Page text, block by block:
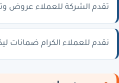
تقدم الشركة للعملاء عروض
نقدم للعملاء الكرام ضمانات